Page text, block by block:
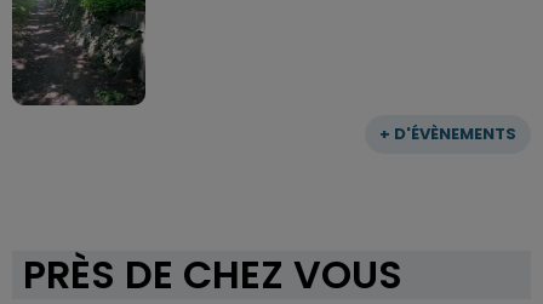
+ D'ÉVÈNEMENTS
PRÈS DE CHEZ VOUS